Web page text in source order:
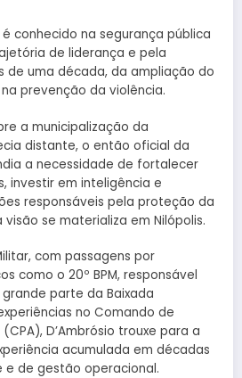
é conhecido na segurança pública
de liderança e pela
de uma década, da ampliação do
prevenção da violência.
a municipalização da
distante, o então oficial da
a necessidade de fortalecer
investir em inteligência e
responsáveis pela proteção da
visão se materializa em Nilópolis.
com passagens por
como o 20º BPM, responsável
parte da Baixada
no Comando de
D’Ambrósio trouxe para a
acumulada em décadas
de gestão operacional.